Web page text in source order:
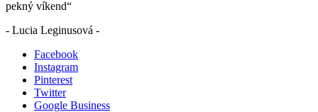
pekný víkend“
- Lucia Leginusová -
Facebook
Instagram
Pinterest
Twitter
Google Business